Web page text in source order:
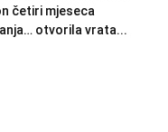
četiri mjeseca
otvorila vrata...